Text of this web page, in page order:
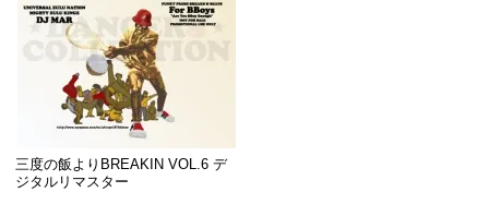
三度の飯よりBREAKIN VOL.6 デ
ジタルリマスター